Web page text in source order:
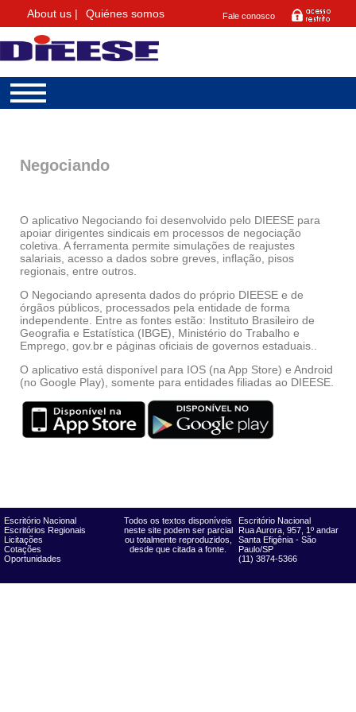
About us | Quiénes somos Fale conosco
Negociando
O aplicativo Negociando foi desenvolvido pelo DIEESE para
apoiar dirigentes sindicais em processos de negociação
coletiva. A ferramenta permite simulações de reajustes
salariais, acesso a dados sobre greves, inflação, pisos
regionais, entre outros.
O Negociando apresenta dados do próprio DIEESE e de
órgãos públicos, processados pela entidade de forma
independente. Entre as fontes estão: Instituto Brasileiro de
Geografia e Estatística (IBGE), Ministério do Trabalho e
Emprego, gov.br e páginas oficiais de governos estaduais..
O aplicativo está disponível para IOS (na App Store) e Android
(no Google Play), somente para entidades filiadas ao DIEESE.
Escritório Nacional
Escritórios Regionais
Licitações
Cotações
Oportunidades
Todos os textos disponíveis
neste site podem ser parcial
ou totalmente reproduzidos,
desde que citada a fonte.
Escritório Nacional
Rua Aurora, 957, 1º andar
Santa Efigênia - São
Paulo/SP
(11) 3874-5366